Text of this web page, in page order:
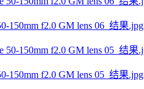
150mm f2.0 GM lens 06_结果.jpg
150mm f2.0 GM lens 05_结果.jpg